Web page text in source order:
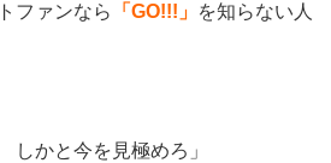
ファンなら 「GO!!!」 を知らない人
しかと今を見極めろ」